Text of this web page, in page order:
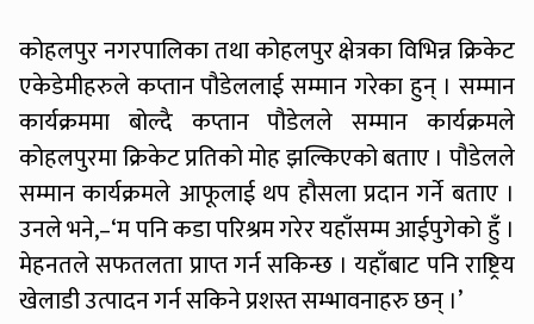
कोहलपुर नगरपालिका तथा कोहलपुर क्षेत्रका विभिन्न क्रिकेट
एकेडेमीहरुले कप्तान पौडेललाई सम्मान गरेका हुन् । सम्मान
कार्यक्रममा बोल्दै कप्तान पौडेलले सम्मान कार्यक्रमले
कोहलपुरमा क्रिकेट प्रतिको मोह झल्किएको बताए । पौडेलले
सम्मान कार्यक्रमले आफूलाई थप हौसला प्रदान गर्ने बताए ।
उनले भने,–‘म पनि कडा परिश्रम गरेर यहाँसम्म आईपुगेको हुँ ।
मेहनतले सफतलता प्राप्त गर्न सकिन्छ । यहाँबाट पनि राष्ट्रिय
खेलाडी उत्पादन गर्न सकिने प्रशस्त सम्भावनाहरु छन् ।’